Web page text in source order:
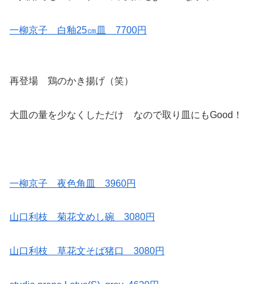
一柳京子 白釉25㎝皿 7700円
再登場 鶏のかき揚げ（笑）
大皿の量を少なくしただけ なので取り皿にもGood！
一柳京子 夜色角皿 3960円
山口利枝 菊花文めし碗 3080円
山口利枝 草花文そば猪口 3080円